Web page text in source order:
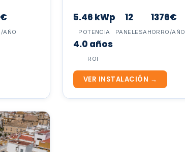
AÑO
5.46 kWp
POTENCIA
12
PANELES
1376€
AHORRO/AÑO
4.0 años
ROI
VER INSTALACIÓN →